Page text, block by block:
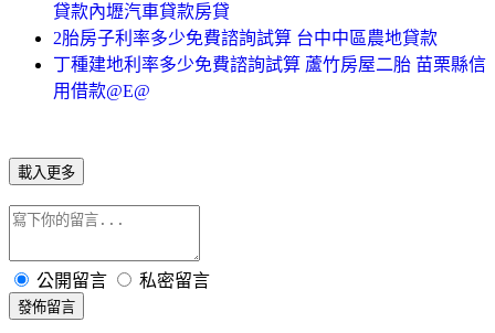
貸款內壢汽車貸款房貸
2胎房子利率多少免費諮詢試算 台中中區農地貸款
丁種建地利率多少免費諮詢試算 蘆竹房屋二胎 苗栗縣信
用借款@E@
載入更多
公開留言 私密留言
發佈留言